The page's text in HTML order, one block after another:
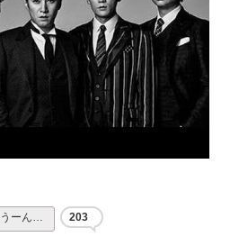
うーん… 203